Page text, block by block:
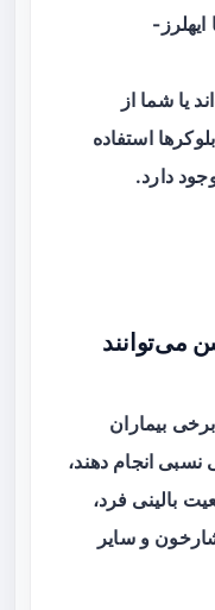
یا شما از
استفاده
دارد.
می‌توانند
بیماران
انجام دهند،
بالینی فرد،
و سایر